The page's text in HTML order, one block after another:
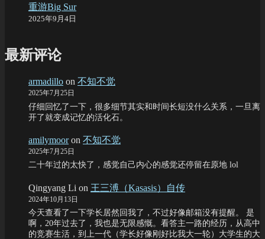
重游Big Sur
2025年9月4日
最新评论
armadillo on 不知不觉
2025年7月25日
仔细回忆了一下，很多细节其实和时间长短没什么关系，一旦离
开了就变成记忆的活化石。
amilymooron 不知不觉
2025年7月25日
二十年过的太快了，感觉自己内心的感觉还停留在原地 lol
Qingyang Li on 王三溥（Kasasis）自传
2024年10月13日
今天查看了一下学长居然回我了，不过好像邮箱没有提醒。 是
啊，20年过去了，我也是无限感慨。看答主一路的经历，从高中
的竞赛生活，到上一代（学长好像刚好比我大一轮）大学生的大